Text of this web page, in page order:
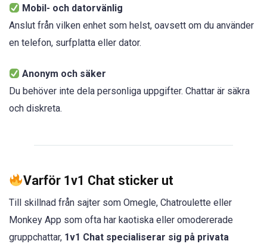
Mobil- och datorvänlig
Anslut från vilken enhet som helst, oavsett om du använder
en telefon, surfplatta eller dator.
Anonym och säker
Du behöver inte dela personliga uppgifter. Chattar är säkra
och diskreta.
Varför 1v1 Chat sticker ut
Till skillnad från sajter som Omegle, Chatroulette eller
Monkey App som ofta har kaotiska eller omodererade
gruppchattar, 1v1 Chat specialiserar sig på privata